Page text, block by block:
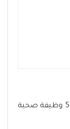
الخدمات الطبية للقوات المسلحة تعلن 59 وظيفة صحية